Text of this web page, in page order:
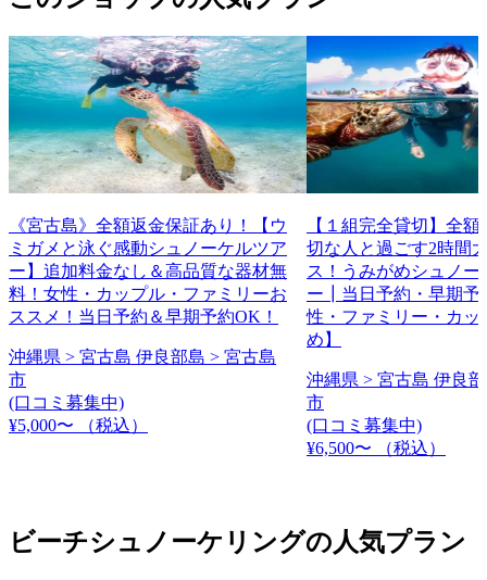
《宮古島》全額返金保証あり！【ウ
ミガメと泳ぐ感動シュノーケルツア
ー】追加料金なし＆高品質な器材無
料！女性・カップル・ファミリーお
ススメ！当日予約＆早期予約OK！
沖縄県 > 宮古島 伊良部島 > 宮古島
市
(口コミ募集中)
¥5,000〜
（税込）
【１組完全貸切】全
切な人と過ごす2時間
ス！うみがめシュノー
ー┃当日予約・早期予
性・ファミリー・カッ
め】
沖縄県 > 宮古島 伊良
市
(口コミ募集中)
¥6,500〜
（税込）
ビーチシュノーケリングの人気プラン